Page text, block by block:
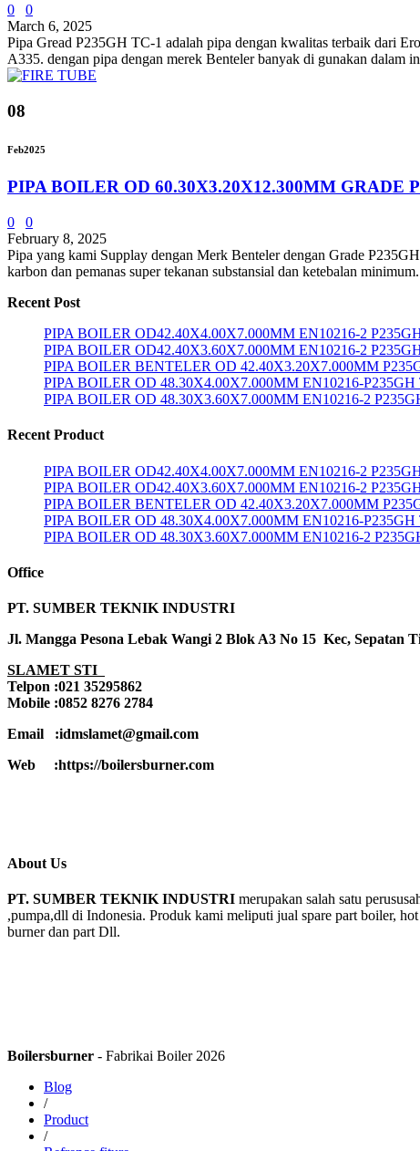
0
0
March 6, 2025
Pipa Gread P235GH TC-1 adalah pipa dengan kwalitas terbaik dari
A335. dengan pipa dengan merek Benteler banyak di gunakan dalam
08
Feb2025
PIPA BOILER OD 60.30X3.20X12.300MM GRADE
0
0
February 8, 2025
Pipa yang kami Supplay dengan Merk Benteler dengan Grade
karbon dan pemanas super tekanan substansial dan ketebalan
Recent Post
PIPA BOILER OD42.40X4.00X7.000MM EN10216-2
PIPA BOILER OD42.40X3.60X7.000MM EN10216-2
PIPA BOILER BENTELER OD 42.40X3.20X7.000MM
PIPA BOILER OD 48.30X4.00X7.000MM EN10216-P235GH
PIPA BOILER OD 48.30X3.60X7.000MM EN10216-2
Recent Product
PIPA BOILER OD42.40X4.00X7.000MM EN10216-2
PIPA BOILER OD42.40X3.60X7.000MM EN10216-2
PIPA BOILER BENTELER OD 42.40X3.20X7.000MM
PIPA BOILER OD 48.30X4.00X7.000MM EN10216-P235GH
PIPA BOILER OD 48.30X3.60X7.000MM EN10216-2
Office
PT. SUMBER TEKNIK INDUSTRI
Jl. Mangga Pesona Lebak Wangi 2 Blok A3 No 15 Kec, Sepatan
SLAMET STI
Telpon :021 35295862
Mobile :0852 8276 2784
Email :idmslamet@gmail.com
Web :https://boilersburner.com
About Us
PT. SUMBER TEKNIK INDUSTRI merupakan salah satu
,pumpa,dll di Indonesia. Produk kami meliputi jual spare part boiler,
burner dan part Dll.
Boilersburner - Fabrikai Boiler 2026
Blog
/
Product
/